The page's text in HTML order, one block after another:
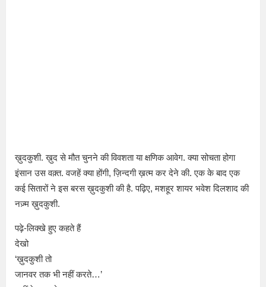
ख़ुदकुशी. ख़ुद से मौत चुनने की विवशता या क्षणिक आवेग. क्या सोचता होगा
इंसान उस वक़्त. वजहें क्या होंगी, ज़िन्दगी ख़त्म कर देने की. एक के बाद एक
कई सितारों ने इस बरस ख़ुदकुशी की है. पढ़िए, मशहूर शायर भवेश दिलशाद की
नज़्म ख़ुदकुशी.
पढ़े-लिक्खे हुए कहते हैं
देखो
‘ख़ुदकुशी तो
जानवर तक भी नहीं करते…’